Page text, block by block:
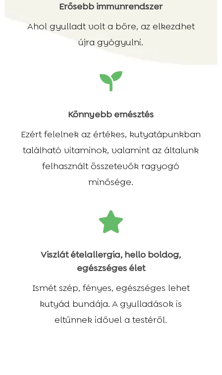
Erősebb immunrendszer
Ahol gyulladt volt a bőre, az elkezdhet
újra gyógyulni.

Könnyebb emésztés
Ezért felelnek az értékes, kutyatápunkban
található vitaminok, valamint az általunk
felhasznált összetevők ragyogó
minősége.

Viszlát ételallergia, hello boldog,
egészséges élet
Ismét szép, fényes, egészséges lehet
kutyád bundája. A gyulladások is
eltűnnek idővel a testéről.